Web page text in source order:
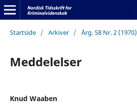
Startside / Arkiver / Årg. 58 Nr. 2 (1970)
Meddelelser
Knud Waaben